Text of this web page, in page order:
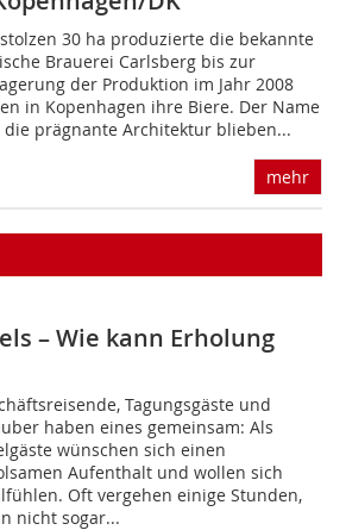
30 ha produzierte die bekannte
Brauerei Carlsberg bis zur
der Produktion im Jahr 2008
in Kopenhagen ihre Biere. Der Name
die prägnante Architektur blieben...
mehr
– Wie kann Erholung
Tagungsgäste und
haben eines gemeinsam: Als
wünschen sich einen
Aufenthalt und wollen sich
Oft vergehen ­einige Stunden,
nicht sogar...